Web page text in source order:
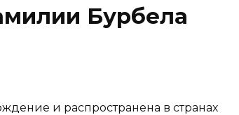
Бурбела
и распространена в странах